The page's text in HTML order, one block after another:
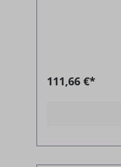
111,66 €*